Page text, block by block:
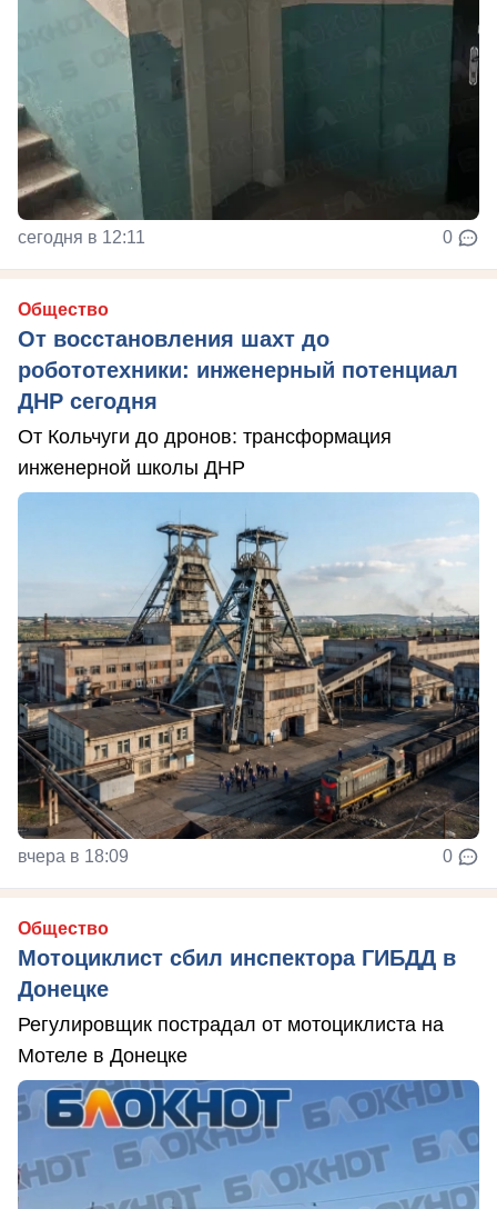
сегодня в 12:11 0
Общество
От восстановления шахт до
робототехники: инженерный потенциал
ДНР сегодня
От Кольчуги до дронов: трансформация
инженерной школы ДНР
вчера в 18:09 0
Общество
Мотоциклист сбил инспектора ГИБДД в
Донецке
Регулировщик пострадал от мотоциклиста на
Мотеле в Донецке